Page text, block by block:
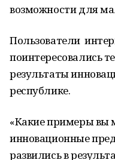
возможности для
Пользователи
поинтересовались
результаты
республике.
«Какие примеры вы
инновационные
развились в